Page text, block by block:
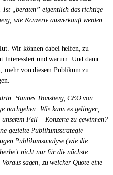
Ist „beraten” eigentlich das richtige
wie Konzerte ausverkauft werden.
Wir können dabei helfen, zu
interessiert und warum. Und dann
mehr von diesem Publikum zu
Hannes Tronsberg, CEO von
nachgehen: Wie kann es gelingen,
Fall – Konzerte zu gewinnen?
gezielte Publikumsstrategie
Publikumsanalyse (wie die
nicht nur für die nächste
sagen, zu welcher Quote eine